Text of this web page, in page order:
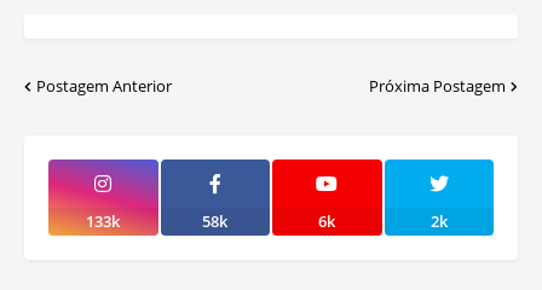
Postagem Anterior Próxima Postagem
133k 58k 6k 2k